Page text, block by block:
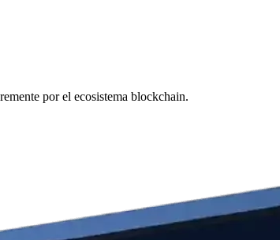
por el ecosistema blockchain.